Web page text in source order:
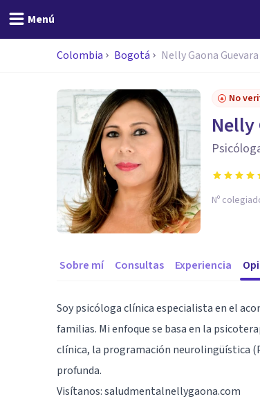
Menú
Colombia Bogotá Nelly Gaona Guevara
No
Nelly
Nº
Sobre mí Consultas Experiencia
Soy psicóloga clínica especialista en el
familias. Mi enfoque se basa en la
clínica, la programación neurolingüística
profunda.
Visítanos: saludmentalnellygaona.com